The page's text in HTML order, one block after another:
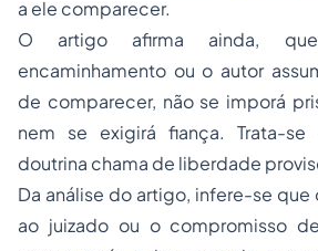
a ele comparecer.
O artigo afirma ainda,
encaminhamento ou o autor
de comparecer, não se imporá
nem se exigirá fiança. Trata-
doutrina chama de liberdade
Da análise do artigo, infere-se
ao juizado ou o compromisso